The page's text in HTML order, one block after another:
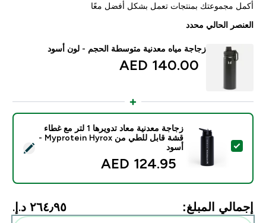
أكمل مجموعتك بمنتجات تعمل بشكل أفضل معًا
العنصر الحالي محدد
زجاجة مياه معدنية متوسطة الحجم - لون أسود
140.00 AED‎
تحديد هذا المنتج - زجاجة معدنية معاد تدويرها 1 لتر مع غطاء قشة قابل للطي من Myprotein Hyrox - أسود
زجاجة معدنية معاد تدويرها 1 لتر مع غطاء
قشة قابل للطي من Myprotein Hyrox -
أسود
124.95 AED‎
إجمالي المبلغ: ٢٦٤٫٩٥ د.إ.‏‎